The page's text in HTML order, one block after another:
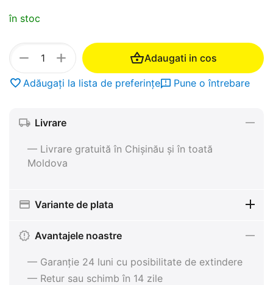
în stoc
+
− Adaugati in cos
Adăugați la lista de preferințe Pune o întrebare
Livrare
— Livrare gratuită în Chișinău și în toată
Moldova
Variante de plata
Avantajele noastre
— Garanție 24 luni cu posibilitate de extindere
— Retur sau schimb în 14 zile